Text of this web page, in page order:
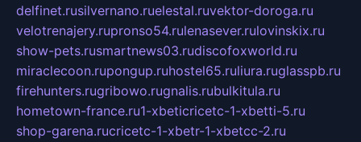
delfinet.rusilvernano.ruelestal.ruvektor-doroga.ru
velotrenajery.rupronso54.rulenasever.rulovinskix.ru
show-pets.rusmartnews03.rudiscofoxworld.ru
miraclecoon.rupongup.ruhostel65.ruliura.ruglasspb.ru
firehunters.rugribowo.rugnalis.rubulkitula.ru
hometown-france.ru1-xbeticricetc-1-xbetti-5.ru
shop-garena.rucricetc-1-xbetr-1-xbetcc-2.ru